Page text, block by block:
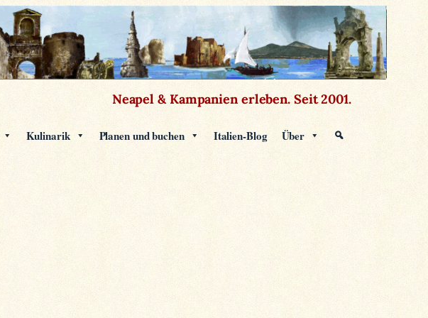
Neapel & Kampanien erleben. Seit 2001.
Kulinarik Planen und buchen Italien-Blog Über